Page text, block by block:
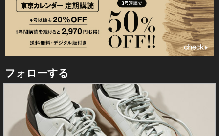
フォローする